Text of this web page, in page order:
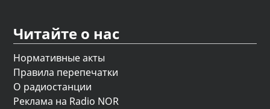
Читайте о нас
Нормативные акты
Правила перепечатки
О радиостанции
Реклама на Radio NOR